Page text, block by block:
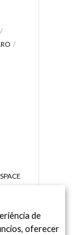
SPACE
de
oferecer